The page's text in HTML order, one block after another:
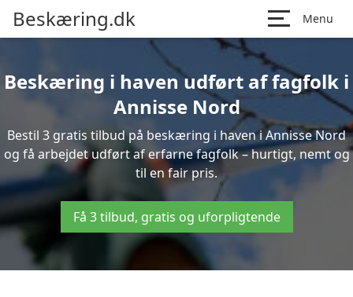
Beskæring.dk Menu
Beskæring i haven udført af fagfolk i
Annisse Nord
Bestil 3 gratis tilbud på beskæring i haven i Annisse Nord
og få arbejdet udført af erfarne fagfolk – hurtigt, nemt og
til en fair pris.
Få 3 tilbud, gratis og uforpligtende